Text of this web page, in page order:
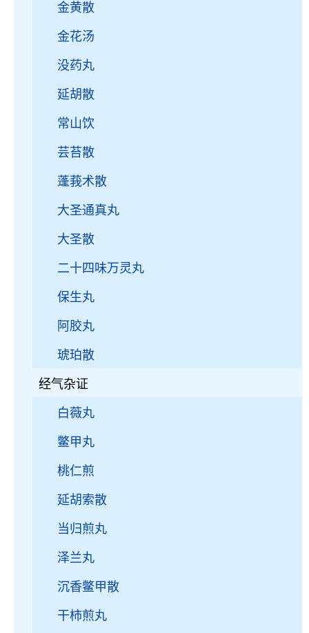
金黄散
金花汤
没药丸
延胡散
常山饮
芸苔散
蓬莪术散
大圣通真丸
大圣散
二十四味万灵丸
保生丸
阿胶丸
琥珀散
经气杂证
白薇丸
鳖甲丸
桃仁煎
延胡索散
当归煎丸
泽兰丸
沉香鳖甲散
干柿煎丸